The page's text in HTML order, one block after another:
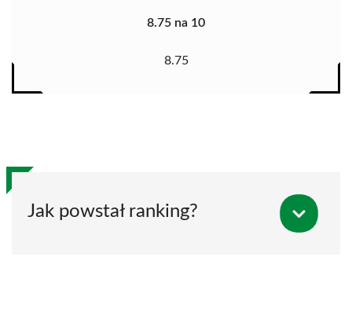
8.75 na 10
8.75
Jak powstał ranking?